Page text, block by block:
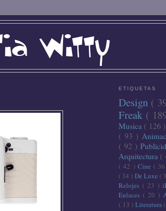
ETIQUETAS
Design (
Freak (
Musica ( 126 )
( 93 )
( 92 )
Arquitectura (
( 42 ) Cine (
( 34 ) De Luxe (
Relojes ( 23 )
Enlaces ( 20 )
( 13 ) Literatura